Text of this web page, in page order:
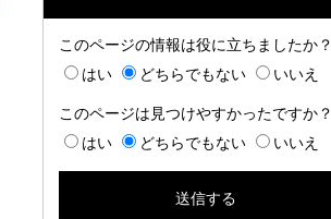
このページの情報は役に立ちましたか？
はい
どちらでもない いいえ
このページは見つけやすかったですか？
はい
どちらでもない いいえ